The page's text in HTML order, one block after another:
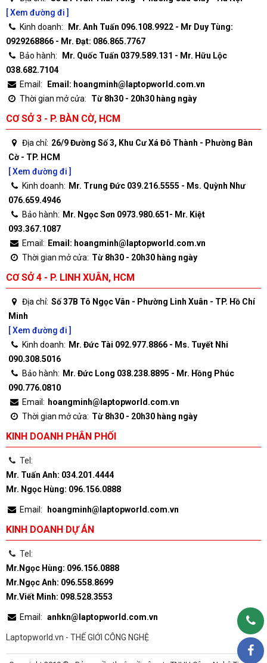
[ Xem đường đi ]
Kinh doanh:
Mr. Anh Tuấn 096.108.9922 - Mr Duy Tùng:
0929268866 - Mr. Đạt: 086.865.7767
Bảo hành:
Mr. Quốc Tuấn 0379.589.131 - Mr. Hữu Lộc
038.682.7104
Email:
Email: hoangminh@laptopworld.com.vn
Thời gian mở cửa:
Từ 8h30 - 20h30 hàng ngày
CƠ SỞ 3 - P. BÀN CỜ, HCM
Địa chỉ: 26/9 Đường Số 3, Khu Cư Xá Đô Thành - Phường Bàn
Cờ - TP. HCM
[ Xem đường đi ]
Kinh doanh: Mr. Trung Đức 039.216.5555 - Ms. Quỳnh Như
076.659.4946
Bảo hành: Mr. Ngọc Sơn 0973.980.651- Mr. Kiệt
093.367.1087
Email: Email: hoangminh@laptopworld.com.vn
Thời gian mở cửa: Từ 8h30 - 20h30 hàng ngày
CƠ SỞ 4 - P. LINH XUÂN, HCM
Địa chỉ: Số 37B Tô Ngọc Vân - Phường Linh Xuân - TP. Hồ Chí
Minh
[ Xem đường đi ]
Kinh doanh: Mr. Đức Tài 092.977.8866 - Ms. Tuyết Nhi
090.308.5016
Bảo hành: Mr. Đức Long 038.238.8895 - Mr. Hồng Phúc
090.776.0810
Email: hoangminh@laptopworld.com.vn
Thời gian mở cửa: Từ 8h30 - 20h30 hàng ngày
KINH DOANH PHÂN PHỐI
Tel:
Mr. Tuấn Anh: 034.201.4444
Mr. Ngọc Hùng: 096.156.0888
Email: hoangminh@laptopworld.com.vn
KINH DOANH DỰ ÁN
Tel:
Mr.Ngọc Hùng: 096.156.0888
Mr.Ngọc Anh: 096.558.8699
Mr.Viết Minh: 098.528.3553
Email: anhkn@laptopworld.com.vn
Laptopworld.vn - THẾ GIỚI CÔNG NGHỆ